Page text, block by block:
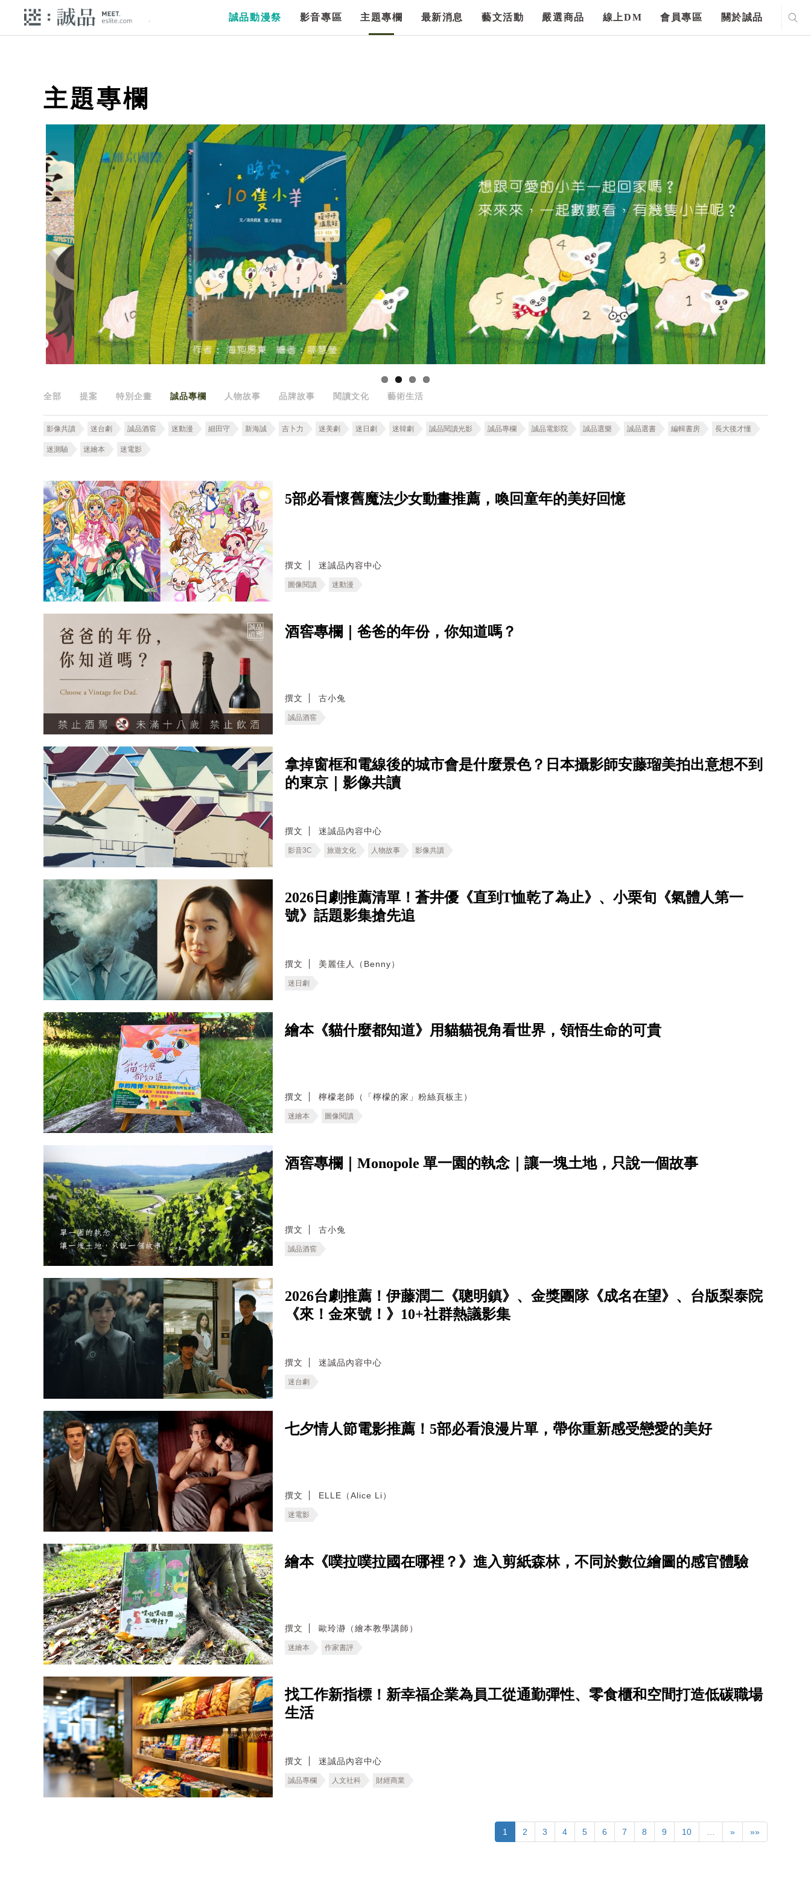
誠品動漫祭 影音專區 主題專欄 最新消息 藝文活動 嚴選商品 線上DM 會員專區 關於誠品
主題專欄
全部 提案 特別企畫 誠品專欄 人物故事 品牌故事 閱讀文化 藝術生活
影像共讀 迷台劇 誠品酒窖 迷動漫 細田守 新海誠 吉卜力 迷美劇 迷日劇 迷韓劇 誠品閱讀光影 誠品專欄 誠品電影院 誠品選樂 誠品選書 編輯書房 長大後才懂
迷測驗 迷繪本 迷電影
5部必看懷舊魔法少女動畫推薦，喚回童年的美好回憶
撰文 迷誠品內容中心
圖像閱讀 迷動漫
酒窖專欄｜爸爸的年份，你知道嗎？
撰文 古小兔
誠品酒窖
拿掉窗框和電線後的城市會是什麼景色？日本攝影師安藤瑠美拍出意想不到
的東京｜影像共讀
撰文 迷誠品內容中心
影音3C 旅遊文化 人物故事 影像共讀
2026日劇推薦清單！蒼井優《直到T恤乾了為止》、小栗旬《氣體人第一
號》話題影集搶先追
撰文 美麗佳人（Benny）
迷日劇
繪本《貓什麼都知道》用貓貓視角看世界，領悟生命的可貴
撰文 檸檬老師（「檸檬的家」粉絲頁板主）
迷繪本 圖像閱讀
酒窖專欄｜Monopole 單一園的執念｜讓一塊土地，只說一個故事
撰文 古小兔
誠品酒窖
2026台劇推薦！伊藤潤二《聰明鎮》、金獎團隊《成名在望》、台版梨泰院
《來！金來號！》10+社群熱議影集
撰文 迷誠品內容中心
迷台劇
七夕情人節電影推薦！5部必看浪漫片單，帶你重新感受戀愛的美好
撰文 ELLE（Alice Li）
迷電影
繪本《噗拉噗拉國在哪裡？》進入剪紙森林，不同於數位繪圖的感官體驗
撰文 歐玲瀞（繪本教學講師）
迷繪本 作家書評
找工作新指標！新幸福企業為員工從通勤彈性、零食櫃和空間打造低碳職場
生活
撰文 迷誠品內容中心
誠品專欄 人文社科 財經商業
1 2 3 4 5 6 7 8 9 10 … » »»